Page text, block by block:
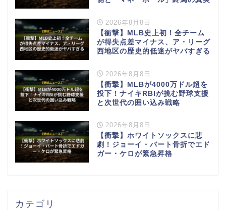
2026年8月8日
【衝撃】MLB史上初！全チーム
が得失点差マイナス、ア・リーグ
西地区の歴史的低迷がヤバすぎる
2026年8月8日
【衝撃】MLBが4000万ドル超を
投下！ナイキRBIが挑む野球支援
と次世代の囲い込み戦略
2026年8月8日
【衝撃】ホワイトソックスに悲
劇！ジョーイ・バート骨折でエド
ガー・ケロが緊急昇格
カテゴリ